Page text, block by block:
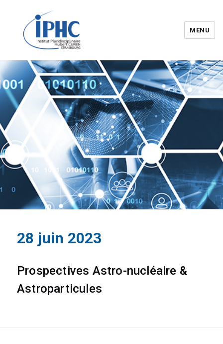
Institut pluridisciplinaire Hubert
Curien – IPHC
MENU
28 juin 2023
Prospectives Astro-nucléaire &
Astroparticules